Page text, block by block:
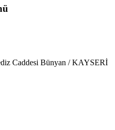
Caddesi Bünyan / KAYSERİ